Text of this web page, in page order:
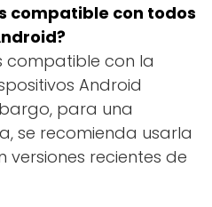
compatible con todos
compatible con la
Android
para una
se recomienda usarla
versiones recientes de